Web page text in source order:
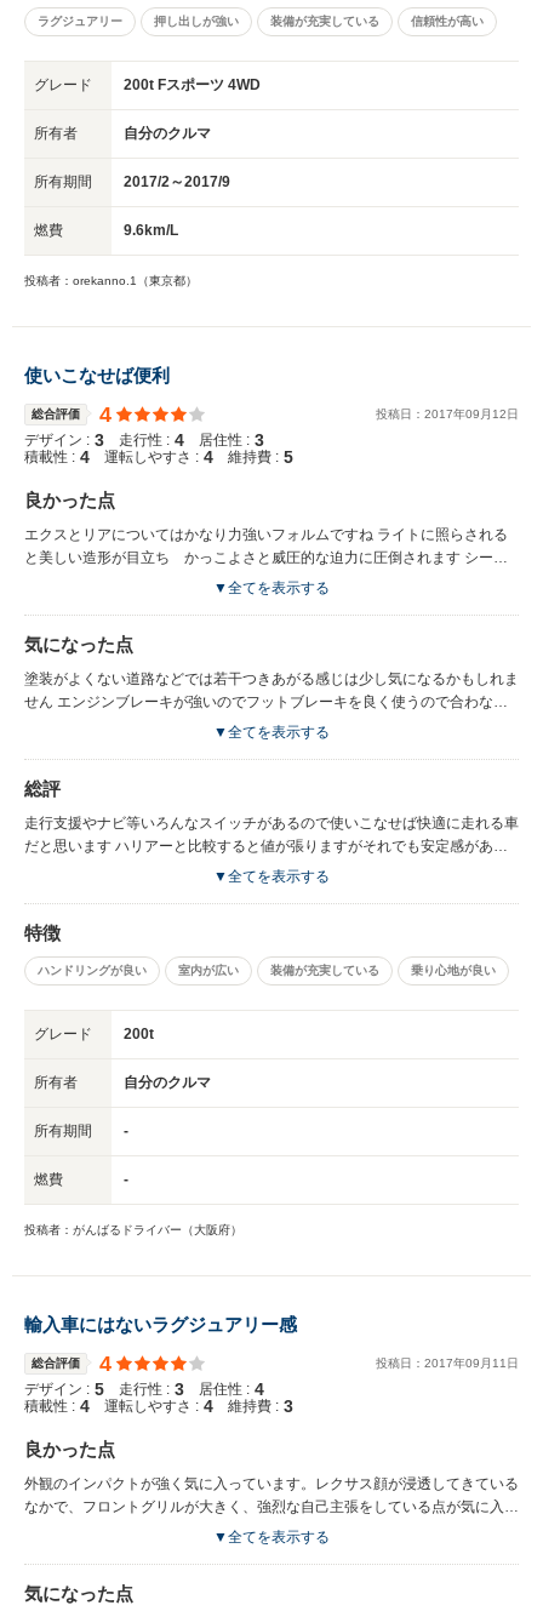
ラグジュアリー 押し出しが強い 装備が充実している 信頼性が高い
グレード 200t Fスポーツ 4WD
所有者 自分のクルマ
所有期間 2017/2～2017/9
燃費 9.6km/L
投稿者：orekanno.1（東京都）
使いこなせば便利
総合評価 4 投稿日： 2017年09 月 12日
デザイン : 3 走行性 : 4 居住性 : 3
積載性 : 4 運転しやすさ : 4 維持費 : 5
良かった点
エクスとリアについてはかなり力強いフォルムですね ライトに照らされる
と美しい造形が目立ち かっこよさと威圧的な迫力に圧倒されます シーケ
ンシャルウィンカーが搭載されていてＬＥＤが流れるように光るので 視覚
やすく安全的にもいいですね レクサスの特徴的な部分でもあるスピンドル
グリルも冷却性能がよく気に入ってます インテリアは本革を採用しており
ステアリングが木目で高級感があり運転が楽しいです ナビが横長で大きめ
便性も高いと感じます 音質も悪くなく聞き取りやすいﾚﾍﾞﾙです エンジン音
が割りと静穏で運転中も振動がなく快適ですね クルーズコントロール機能
があり長い高速での運転がラクで大助かりですね ハンドリングもいい感じ
▼全てを表示する
気になった点
塗装がよくない道路などでは若干つきあがる感じは少し気になるかもしれま
せん エンジンブレーキが強いのでフットブレーキを良く使うので合わない
人には 合わないかもしれませんね 少々高めの値段設定なのがいまいちかな
▼全てを表示する
総評
走行支援やナビ等いろんなスイッチがあるので使いこなせば快適に走れる車
だと思います ハリアーと比較すると値が張りますがそれでも安定感がある
のでそこに価値を見出せば 選択肢としてあがってくると思います オート
▼全てを表示する
特徴
ハンドリングが良い 室内が広い 装備が充実している 乗り心地が良い
グレード 200t
所有者 自分のクルマ
所有期間 -
燃費 -
投稿者：がんばるドライバー（大阪府）
輸入車にはないラグジュアリー感
総合評価 4 投稿日： 2017年09 月 11 日
デザイン : 5 走行性 : 3 居住性 : 4
積載性 : 4 運転しやすさ : 4 維持費 : 3
良かった点
外観のインパクトが強く気に入っています。レクサス顔が浸透してきている
なかで、フロントグリルが大きく、強烈な自己主張をしている点が気に入っ
優れていて購入に決め手になりました。 安全装備や運転補助機能も充実し
▼全てを表示する
気になった点